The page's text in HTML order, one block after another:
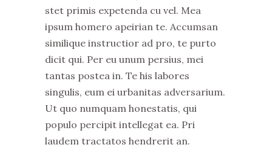
stet primis expetenda cu vel. Mea
ipsum homero apeirian te. Accumsan
similique instructior ad pro, te purto
dicit qui. Per eu unum persius, mei
tantas postea in. Te his labores
singulis, eum ei urbanitas adversarium.
Ut quo numquam honestatis, qui
populo percipit intellegat ea. Pri
laudem tractatos hendrerit an.